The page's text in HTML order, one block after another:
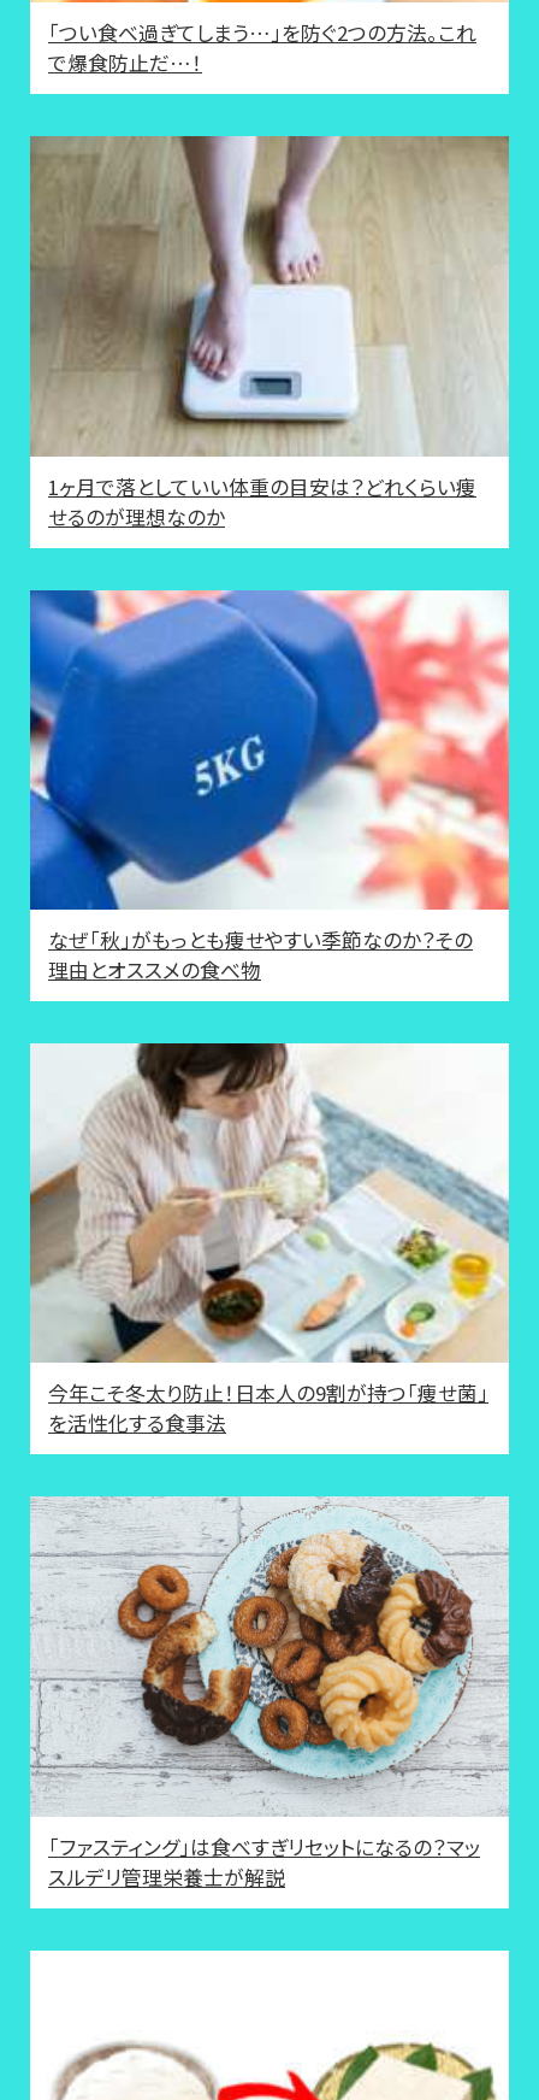
「つい食べ過ぎてしまう…」を防ぐ2つの方法。これ
で爆食防止だ…！
1ヶ月で落としていい体重の目安は？どれくらい痩
せるのが理想なのか
なぜ「秋」がもっとも痩せやすい季節なのか？その
理由とオススメの食べ物
今年こそ冬太り防止！日本人の9割が持つ「痩せ菌」
を活性化する食事法
「ファスティング」は食べすぎリセットになるの？マッ
スルデリ管理栄養士が解説